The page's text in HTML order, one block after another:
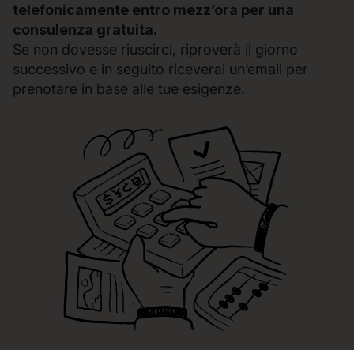
telefonicamente entro mezz’ora per una
consulenza gratuita.
Se non dovesse riuscirci, riproverà il giorno
successivo e in seguito riceverai un’email per
prenotare in base alle tue esigenze.